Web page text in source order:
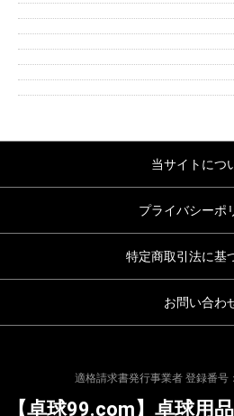
当サイトにつ
プライバシーポ
特定商取引法に基
お問い合わ
適格請求書発行事業者 登録番
【卓球99.com】卓球用